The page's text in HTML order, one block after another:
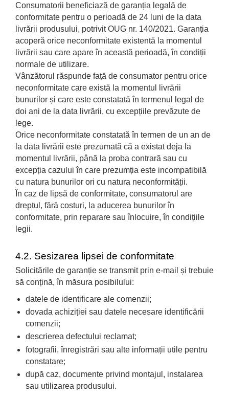
Consumatorii beneficiază de garanția legală de
conformitate pentru o perioadă de 24 luni de la data
livrării produsului, potrivit OUG nr. 140/2021. Garanția
acoperă orice neconformitate existentă la momentul
livrării sau care apare în această perioadă, în condiții
normale de utilizare.
Vânzătorul răspunde față de consumator pentru orice
neconformitate care există la momentul livrării
bunurilor și care este constatată în termenul legal de
doi ani de la data livrării, cu excepțiile prevăzute de
lege.
Orice neconformitate constatată în termen de un an de
la data livrării este prezumată că a existat deja la
momentul livrării, până la proba contrară sau cu
excepția cazului în care prezumția este incompatibilă
cu natura bunurilor ori cu natura neconformității.
În caz de lipsă de conformitate, consumatorul are
dreptul, fără costuri, la aducerea bunurilor în
conformitate, prin reparare sau înlocuire, în condițiile
legii.
4.2. Sesizarea lipsei de conformitate
Solicitările de garanție se transmit prin e-mail și trebuie
să conțină, în măsura posibilului:
datele de identificare ale comenzii;
dovada achiziției sau datele necesare identificării
comenzii;
descrierea defectului reclamat;
fotografii, înregistrări sau alte informații utile pentru
constatare;
după caz, documente privind montajul, instalarea
sau utilizarea produsului.